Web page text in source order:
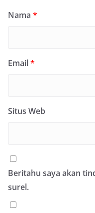
Nama *
Email*
Situs Web
Beritahu saya akan
surel.